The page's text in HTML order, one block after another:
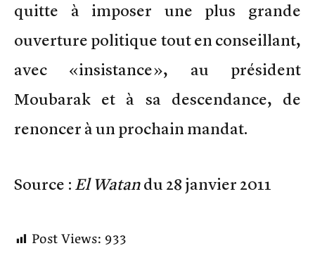
quitte à imposer une plus grande
ouverture politique tout en conseillant,
avec «insistance», au président
Moubarak et à sa descendance, de
renoncer à un prochain mandat.
Source : El Watandu 28 janvier 2011
Post Views: 933